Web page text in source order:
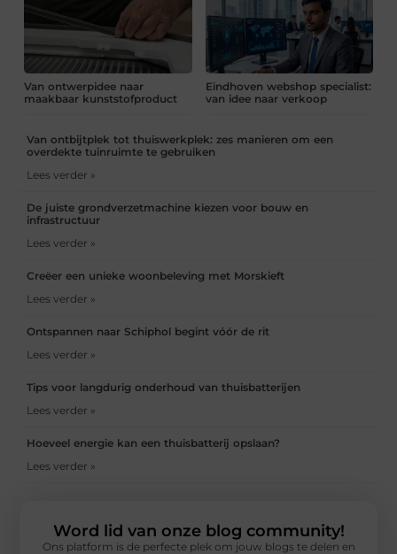
Van ontwerpidee naar
maakbaar kunststofproduct
Eindhoven webshop specialist:
van idee naar verkoop
Van ontbijtplek tot thuiswerkplek: zes manieren om een
overdekte tuinruimte te gebruiken
Lees verder »
De juiste grondverzetmachine kiezen voor bouw en
infrastructuur
Lees verder »
Creëer een unieke woonbeleving met Morskieft
Lees verder »
Ontspannen naar Schiphol begint vóór de rit
Lees verder »
Tips voor langdurig onderhoud van thuisbatterijen
Lees verder »
Hoeveel energie kan een thuisbatterij opslaan?
Lees verder »
Word lid van onze blog community!
Ons platform is de perfecte plek om jouw blogs te delen en